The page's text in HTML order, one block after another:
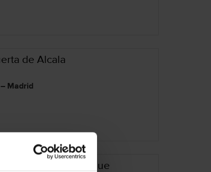
de Alcala
Madrid
de la Reina Boutique